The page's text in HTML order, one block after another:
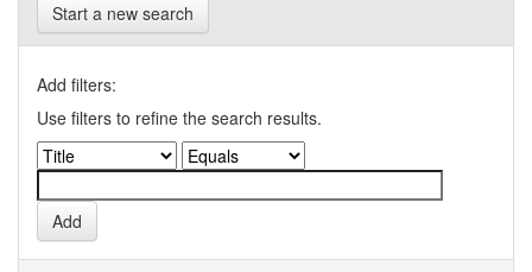
Start a new search
Add filters:
Use filters to refine the search results.